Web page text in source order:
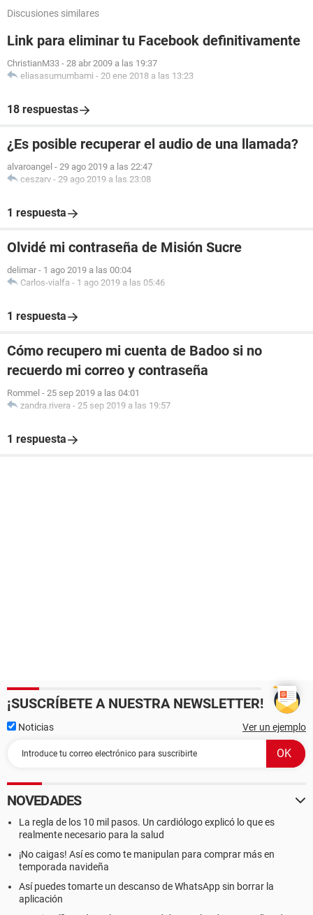
Discusiones similares
Link para eliminar tu Facebook definitivamente
ChristianM33 - 28 abr 2009 a las 19:37
eliasasumumbami - 20 ene 2018 a las 13:23
18 respuestas
¿Es posible recuperar el audio de una llamada?
alvaroangel - 29 ago 2019 a las 22:47
ceszarv - 29 ago 2019 a las 23:08
1 respuesta
Olvidé mi contraseña de Misión Sucre
delimar - 1 ago 2019 a las 00:04
Carlos-vialfa - 1 ago 2019 a las 05:46
1 respuesta
Cómo recupero mi cuenta de Badoo si no
recuerdo mi correo y contraseña
Rommel - 25 sep 2019 a las 04:01
zandra.rivera - 25 sep 2019 a las 19:57
1 respuesta
¡SUSCRÍBETE A NUESTRA NEWSLETTER!
Noticias Ver un ejemplo
NOVEDADES
La regla de los 10 mil pasos. Un cardiólogo explicó lo que es
realmente necesario para la salud
¡No caigas! Así es como te manipulan para comprar más en
temporada navideña
Así puedes tomarte un descanso de WhatsApp sin borrar la
aplicación